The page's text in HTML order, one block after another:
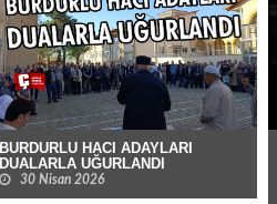
BURDURLU HACI ADAYLARI
DUALARLA UĞURLANDI
30 Nisan 2026